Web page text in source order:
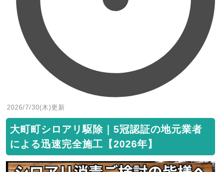
2026/7/30(木)更新
大町町シロアリ駆除｜5冠認証の地元業者
による迅速完全施工【2026年】